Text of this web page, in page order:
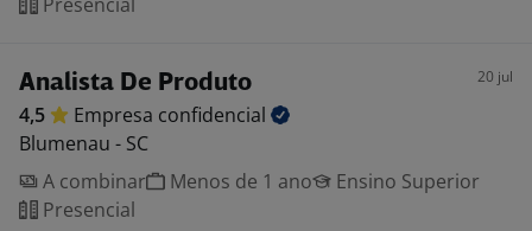
Analista De Produto 20 jul
4,5 Empresa confidencial
Blumenau - SC
A combinar
Menos de 1 ano
Ensino Superior
Presencial